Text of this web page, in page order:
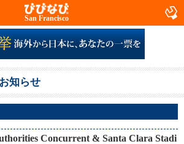
San Francisco
知らせ
Concurrent & Santa Clara Stadi